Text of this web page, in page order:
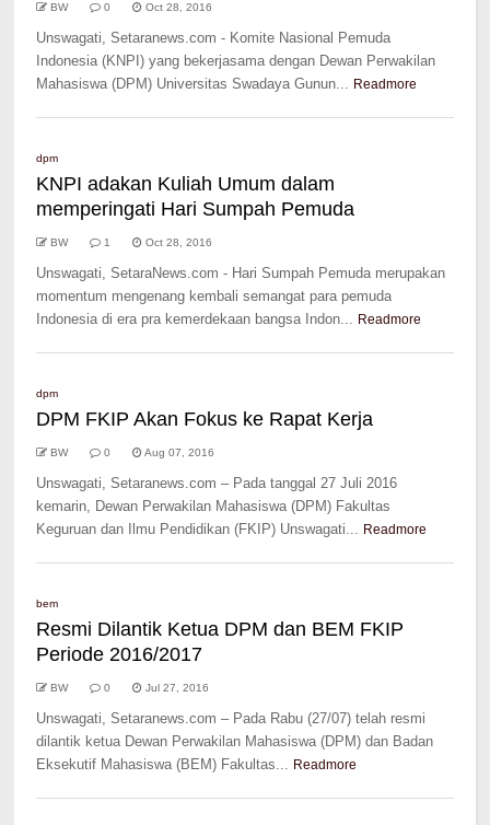
BW 0 Oct 28, 2016
Unswagati, Setaranews.com - Komite Nasional Pemuda
Indonesia (KNPI) yang bekerjasama dengan Dewan Perwakilan
Mahasiswa (DPM) Universitas Swadaya Gunun... Readmore
dpm
KNPI adakan Kuliah Umum dalam
memperingati Hari Sumpah Pemuda
BW 1 Oct 28, 2016
Unswagati, SetaraNews.com - Hari Sumpah Pemuda merupakan
momentum mengenang kembali semangat para pemuda
Indonesia di era pra kemerdekaan bangsa Indon... Readmore
dpm
DPM FKIP Akan Fokus ke Rapat Kerja
BW 0 Aug 07, 2016
Unswagati, Setaranews.com – Pada tanggal 27 Juli 2016
kemarin, Dewan Perwakilan Mahasiswa (DPM) Fakultas
Keguruan dan Ilmu Pendidikan (FKIP) Unswagati... Readmore
bem
Resmi Dilantik Ketua DPM dan BEM FKIP
Periode 2016/2017
BW 0 Jul 27, 2016
Unswagati, Setaranews.com – Pada Rabu (27/07) telah resmi
dilantik ketua Dewan Perwakilan Mahasiswa (DPM) dan Badan
Eksekutif Mahasiswa (BEM) Fakultas... Readmore